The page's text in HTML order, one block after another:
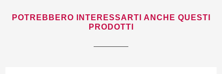
POTREBBERO INTERESSARTI ANCHE QUESTI
PRODOTTI